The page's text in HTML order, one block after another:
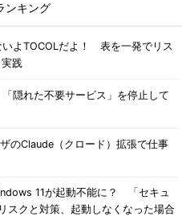
ンキング
いよTOCOLだよ！ 表を一発でリス
践
「隠れた不要サービス」を停止して
のClaude（クロード）拡張で仕事
11が起動不能に？ 「セキュ
スクと対策、起動しなくなった場合